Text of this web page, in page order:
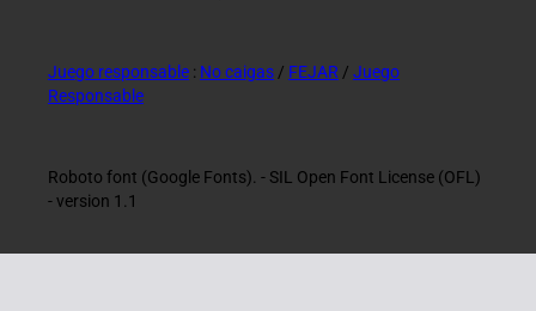
Juego responsable : No caigas / FEJAR / Juego
Responsable
Roboto font (Google Fonts). - SIL Open Font License (OFL)
- version 1.1